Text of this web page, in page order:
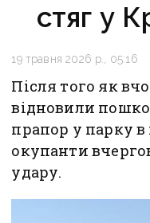
стяг у
19 травня 2026 р., 05:16
Після того як
відновили
прапор у парку
окупанти
удару.